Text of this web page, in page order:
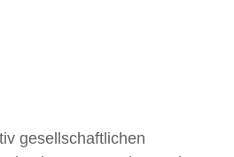
gesellschaftlichen